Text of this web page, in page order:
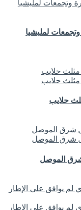
لمليشيا
حلايب
شرق الموصل